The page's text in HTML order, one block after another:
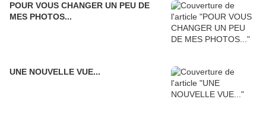
POUR VOUS CHANGER UN PEU DE
MES PHOTOS...
UNE NOUVELLE VUE...